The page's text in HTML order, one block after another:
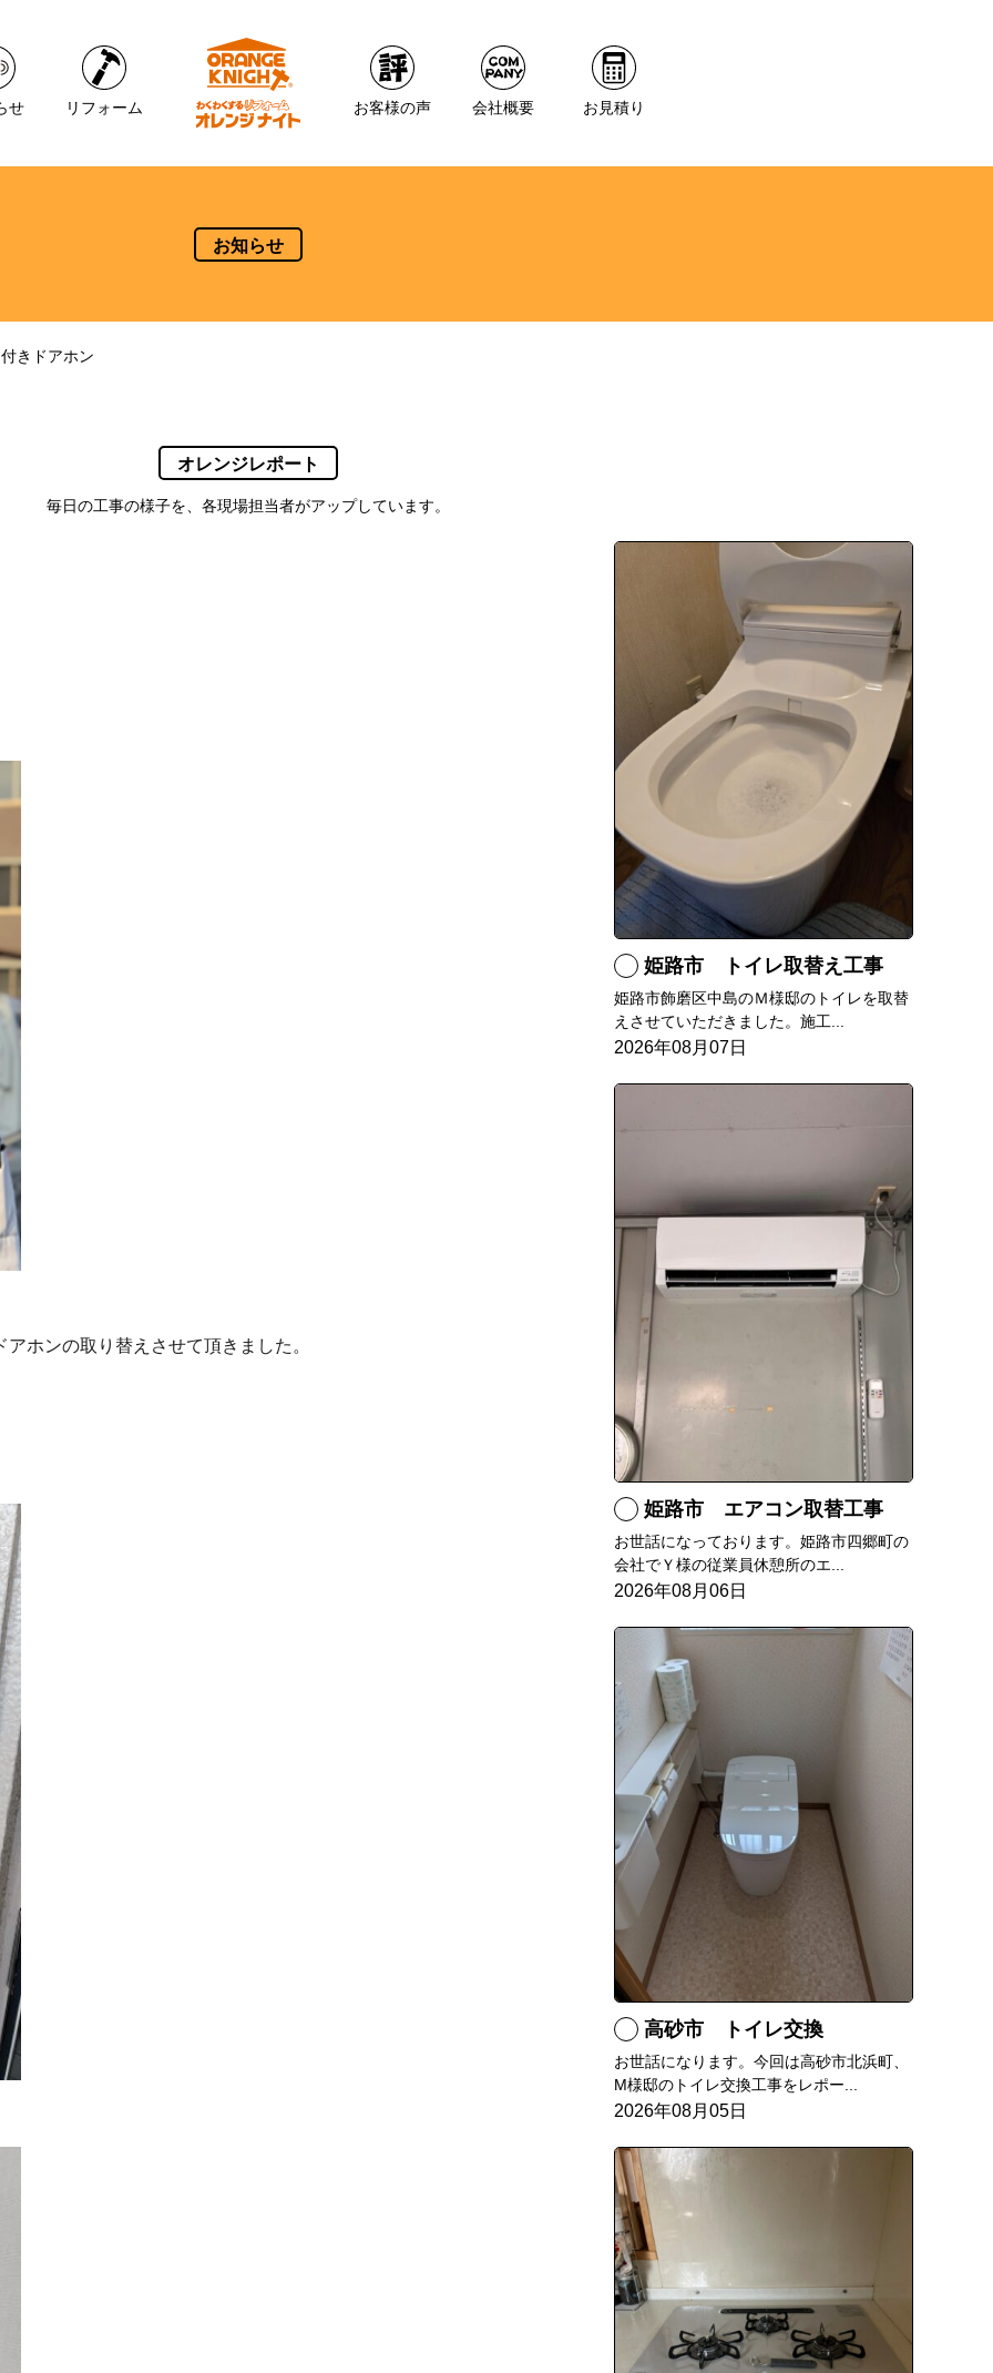
せ リフォーム お客様の声 会社概要 お見積り
お知らせ
きドアホン
オレンジレポート
毎日の工事の様子を、各現場担当者がアップしています。
ホンの取り替えさせて頂きました。
姫路市 トイレ取替え工事
姫路市飾磨区中島のＭ様邸のトイレを取替
えさせていただきました。施工...
2026年08月07日
姫路市 エアコン取替工事
お世話になっております。姫路市四郷町の
会社でＹ様の従業員休憩所のエ...
2026年08月06日
高砂市 トイレ交換
お世話になります。今回は高砂市北浜町、
M様邸のトイレ交換工事をレポー...
2026年08月05日